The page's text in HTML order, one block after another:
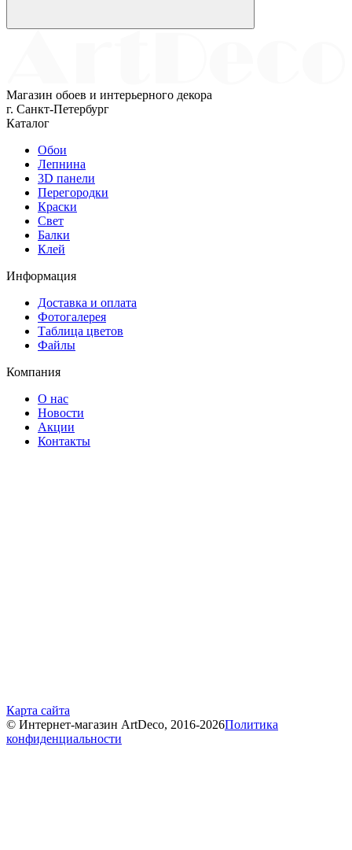
Магазин обоев и интерьерного декора
г. Санкт-Петербург
Каталог
Обои
Лепнина
3D панели
Перегородки
Краски
Свет
Балки
Клей
Информация
Доставка и оплата
Фотогалерея
Таблица цветов
Файлы
Компания
О нас
Новости
Акции
Контакты
Карта сайта
© Интернет-магазин ArtDeco, 2016-2026Политика
конфиденциальности